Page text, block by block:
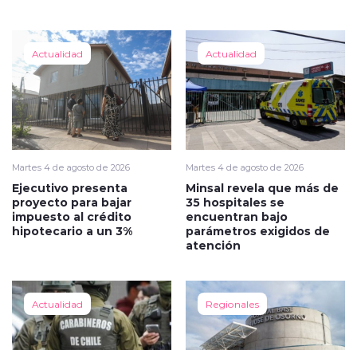
Actualidad
Martes 4 de agosto de 2026
Ejecutivo presenta
proyecto para bajar
impuesto al crédito
hipotecario a un 3%
Actualidad
Martes 4 de agosto de 2026
Minsal revela que más de
35 hospitales se
encuentran bajo
parámetros exigidos de
atención
Actualidad Regionales